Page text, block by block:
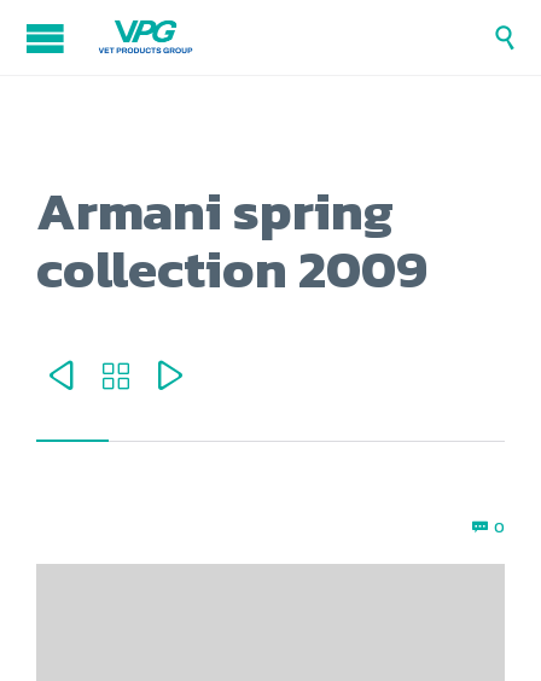

Armani spring
collection 2009
  
 0